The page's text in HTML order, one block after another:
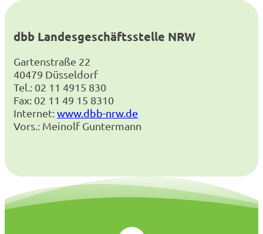
dbb Landesgeschäftsstelle NRW
Gartenstraße 22
40479 Düsseldorf
Tel.: 02 11 4915 830
Fax: 02 11 49 15 8310
Internet:www.dbb-nrw.de
Vors.: Meinolf Guntermann